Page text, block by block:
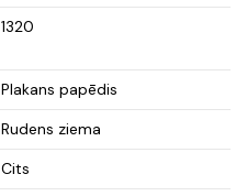
1320
Plakans papēdis
Rudens ziema
Cits